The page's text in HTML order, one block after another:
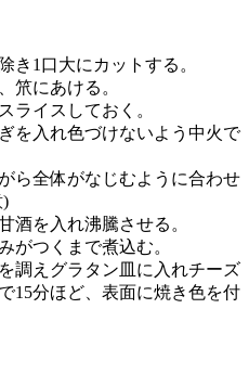
1口大にカットする。
笊にあける。
ライスしておく。
を入れ色づけないよう中火で
全体がなじむように合わせ
)
を入れ沸騰させる。
つくまで煮込む。
調えグラタン皿に入れチーズ
15分ほど、表面に焼き色を付